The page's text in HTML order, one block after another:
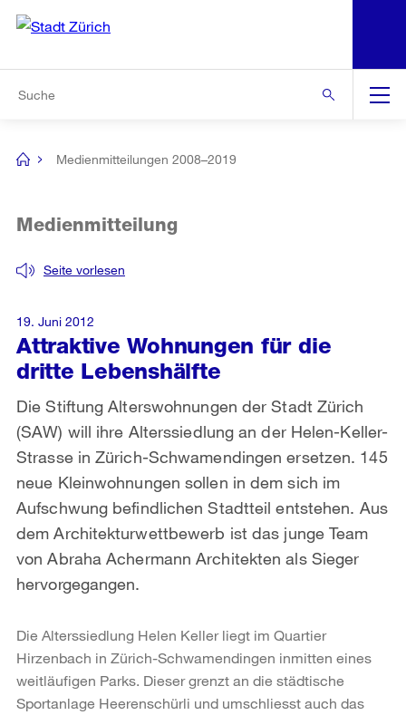
Navigation
[no
Medienmitteilungen 2008–2019
Attraktive Wohnungen für die
dritte Lebenshälfte
Seite vorlesen
Medienmitteilung
Die Stiftung Alterswohnungen der Stadt Zürich
(SAW) will ihre Alterssiedlung an der Helen-Keller-
Strasse in Zürich-Schwamendingen ersetzen. 145
neue Kleinwohnungen sollen in dem sich im
Aufschwung befindlichen Stadtteil entstehen. Aus
dem Architekturwettbewerb ist das junge Team
von Abraha Achermann Architekten als Sieger
hervorgegangen.
19. Juni 2012
Die Alterssiedlung Helen Keller liegt im Quartier
Hirzenbach in Zürich-Schwamendingen inmitten eines
weitläufigen Parks. Dieser grenzt an die städtische
Sportanlage Heerenschürli und umschliesst auch das